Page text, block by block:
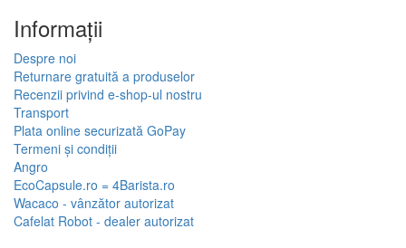
Informaţii
Despre noi
Returnare gratuită a produselor
Recenzii privind e-shop-ul nostru
Transport
Plata online securizată GoPay
Termeni și condiții
Angro
EcoCapsule.ro = 4Barista.ro
Wacaco - vânzător autorizat
Cafelat Robot - dealer autorizat